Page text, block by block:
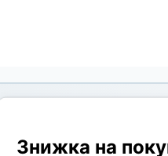
гитары
корпуса стальной